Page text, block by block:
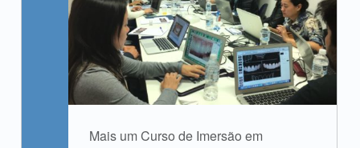
Mais um Curso de Imersão em